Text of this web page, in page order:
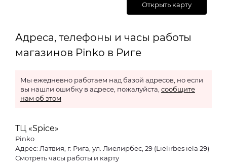
Открыть карту
Адреса, телефоны и часы работы
магазинов Pinko в Риге
Мы ежедневно работаем над базой адресов, но если
вы нашли ошибку в адресе, пожалуйста, сообщите
нам об этом
ТЦ «Spice»
Pinko
Адрес: Латвия, г. Рига, ул. Лиелирбес, 29 (Lielirbes iela 29)
Смотреть часы работы и карту